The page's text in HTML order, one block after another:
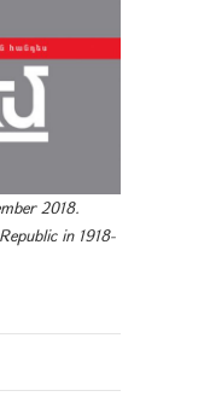
2018.
in 1918-